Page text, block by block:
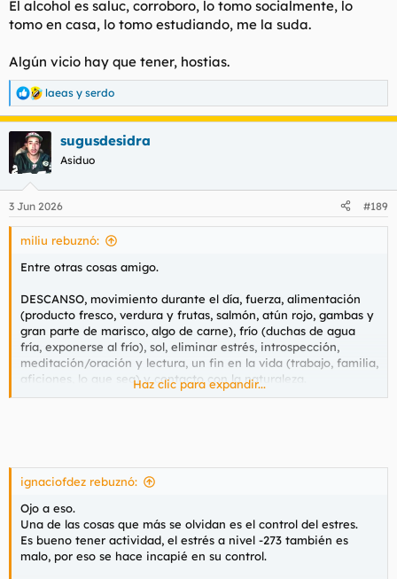
El alcohol es saluc, corroboro, lo tomo socialmente, lo
tomo en casa, lo tomo estudiando, me la suda.
Algún vicio hay que tener, hostias.
R
e
c
i
e
s
laeas y serdo
sugusdesidra
Asiduo
3 Jun 2026 #189
miliu rebuznó:
Entre otras cosas amigo.
DESCANSO, movimiento durante el día, fuerza, alimentación
(producto fresco, verdura y frutas, salmón, atún rojo, gambas y
gran parte de marisco, algo de carne), frío (duchas de agua
fría, exponerse al frío), sol, eliminar estrés, introspección,
meditación/oración y lectura, un fin en la vida (trabajo, familia,
aficiones, lo que sea) y contacto con la naturaleza.
Haz clic para expandir...
ignaciofdez rebuznó:
Ojo a eso.
Una de las cosas que más se olvidan es el control del estres.
Es bueno tener actividad, el estrés a nivel -273 también es
malo, por eso se hace incapié en su control.